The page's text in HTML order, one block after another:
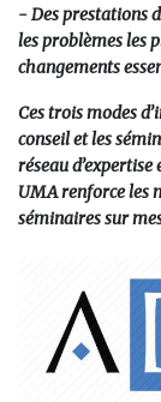
- Des prestations
les problèmes les
changements
Ces trois modes
conseil et les
réseau d’expertise
UMA renforce les
séminaires sur